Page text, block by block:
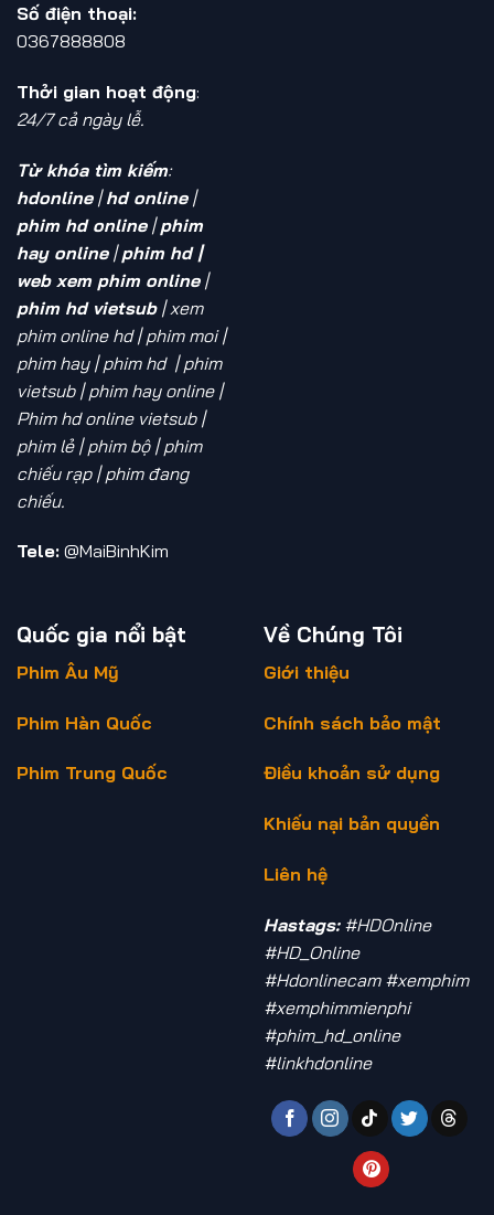
Số điện thoại:
0367888808
Thởi gian hoạt động:
24/7 cả ngày lễ.
Từ khóa tìm kiếm:
hdonline|hd online|
phim hd online| phim
hay online|phim hd |
web xem phim online|
phim hd vietsub| xem
phim online hd| phim moi |
phim hay | phim hd | phim
vietsub | phim hay online |
Phim hd online vietsub |
phim lẻ | phim bộ | phim
chiếu rạp | phim đang
chiếu.
Tele: @MaiBinhKim
Quốc gia nổi bật
Phim Âu Mỹ
Phim Hàn Quốc
Phim Trung Quốc
Về Chúng Tôi
Giới thiệu
Chính sách bảo mật
Điều khoản sử dụng
Khiếu nại bản quyền
Liên hệ
Hastags:#HDOnline
#HD_Online
#Hdonlinecam #xemphim
#xemphimmienphi
#phim_hd_online
#linkhdonline